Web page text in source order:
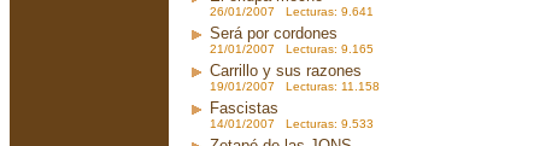
26/01/2007 Lecturas: 9.641
Será por cordones
21/01/2007 Lecturas: 9.165
Carrillo y sus razones
19/01/2007 Lecturas: 11.158
Fascistas
14/01/2007 Lecturas: 9.533